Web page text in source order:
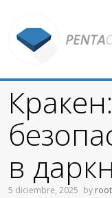
в
5 diciembre, 2025 by